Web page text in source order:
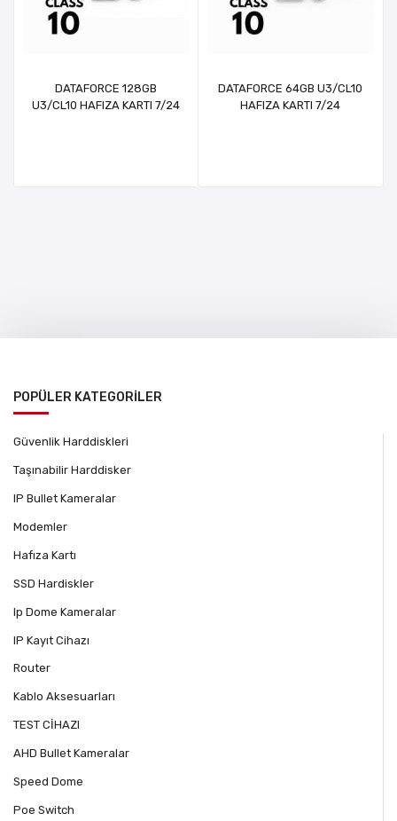
DATAFORCE 128GB
U3/CL10 HAFIZA KARTI 7/24
DATAFORCE 64GB U3/CL10
HAFIZA KARTI 7/24
POPÜLER KATEGORİLER
Güvenlik Harddiskleri
Taşınabilir Harddisker
IP Bullet Kameralar
Modemler
Hafıza Kartı
SSD Hardiskler
Ip Dome Kameralar
IP Kayıt Cihazı
Router
Kablo Aksesuarları
TEST CİHAZI
AHD Bullet Kameralar
Speed Dome
Poe Switch